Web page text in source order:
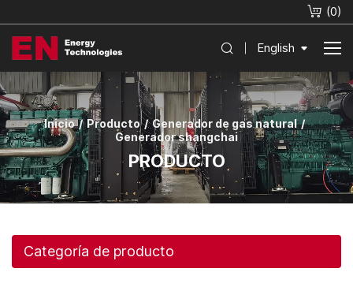
(0)
English
Inicio Producto
Generador de gas natural
Generador shangchai
PRODUCTO
Categoría de producto